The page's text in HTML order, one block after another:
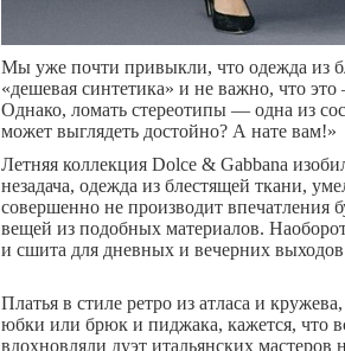
Мы уже почти привыкли, что одежда из
«дешевая синтетика» и не важно, что
Однако, ломать стереотипы — одна из
может выглядеть достойно? А нате вам!»
Летняя коллекция Dolce & Gabbana
незадача, одежда из блестящей ткани,
совершенно не производит впечатления
вещей из подобных материалов.
и сшита для дневных и вечерних
Платья в стиле ретро из атласа и
юбки или брюк и пиджака, кажется, что
вдохновляли дуэт итальянских мастеров